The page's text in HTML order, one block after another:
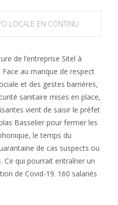
LOCALE EN CONTINU
de l’entreprise Sitel à
au manque de respect
et des gestes barrières,
sanitaire mises en place,
vient de saisir le préfet
Basselier pour fermer les
le temps du
de cas suspects ou
Ce qui pourrait entraîner un
de Covid-19. 160 salariés